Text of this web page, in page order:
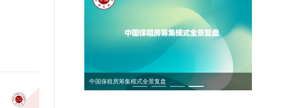
中国保租房筹集模式全景复盘